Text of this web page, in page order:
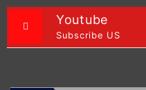
Youtube
Subscribe US